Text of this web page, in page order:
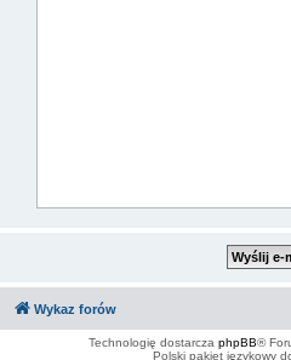
Wykaz forów
Technologię dostarcza phpBB®
Polski pakiet językowy